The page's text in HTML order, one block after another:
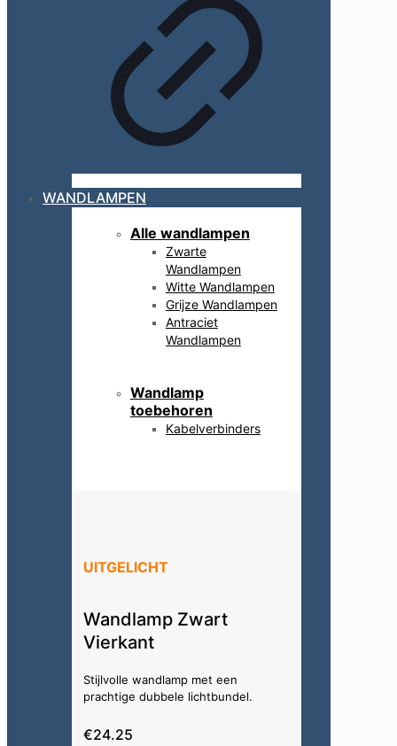
WANDLAMPEN
Alle wandlampen
Zwarte
Wandlampen
Witte Wandlampen
Grijze Wandlampen
Antraciet
Wandlampen
Wandlamp
toebehoren
Kabelverbinders
UITGELICHT
Wandlamp Zwart
Vierkant
Stijlvolle wandlamp met een
prachtige dubbele lichtbundel.
€24.25